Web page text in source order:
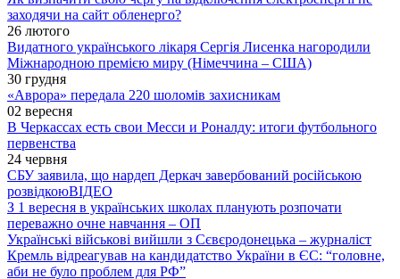
заходячи на сайт обленерго?
26 лютого
Видатного українського лікаря Сергія Лисенка нагородили
Міжнародною премією миру (Німеччина – США)
30 грудня
«Аврора» передала 220 шоломів захисникам
02 вересня
В Черкассах есть свои Месси и Роналду: итоги футбольного
первенства
24 червня
СБУ заявила, що нардеп Деркач завербований російською
розвідкоюВІДЕО
З 1 вересня в українських школах планують розпочати
переважно очне навчання – ОП
Українські військові вийшли з Сєвєродонецька – журналіст
Кремль відреагував на кандидатство України в ЄС: “головне,
аби не було проблем для РФ”